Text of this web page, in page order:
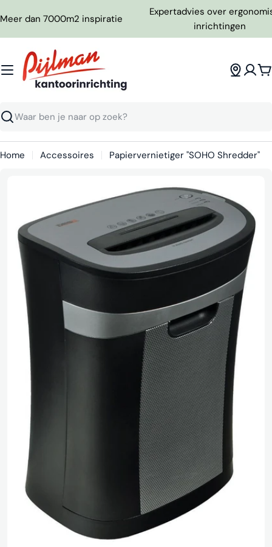
naar
inhoud
Meer dan 7000m2 inspiratie
Expertadvies over
inrichtingen
Zoeken
Home Accessoires Papiervernietiger "SOHO Shredder"
Media 0 openen in pop-up